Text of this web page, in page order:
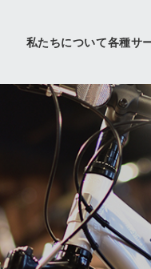
私たちについて各種サ